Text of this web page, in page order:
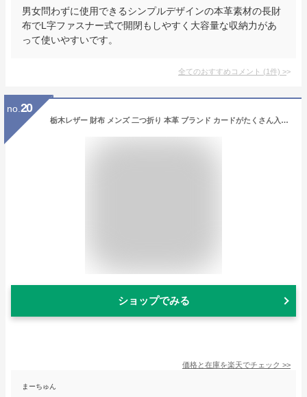
男女問わずに使用できるシンプルデザインの本革素材の長財
布でL字ファスナー式で開閉もしやすく大容量な収納力があ
って使いやすいです。
全てのおすすめコメント (1件) >
no. 20
栃木レザー 財布 メンズ 二つ折り 本革 ブランド カードがたくさん入る コンパクト レディス ユニセックス 二つ折り財布 軽量 薄型 薄い財布 隠れポケット メンズ財布 日本製財布 国産 ハンドメイド コインケース 小銭入れあり 誕プレ 誕生日 バースデイ 父の日 プレゼント
ショップでみる
価格と在庫を楽天でチェック >>
まーちゅん